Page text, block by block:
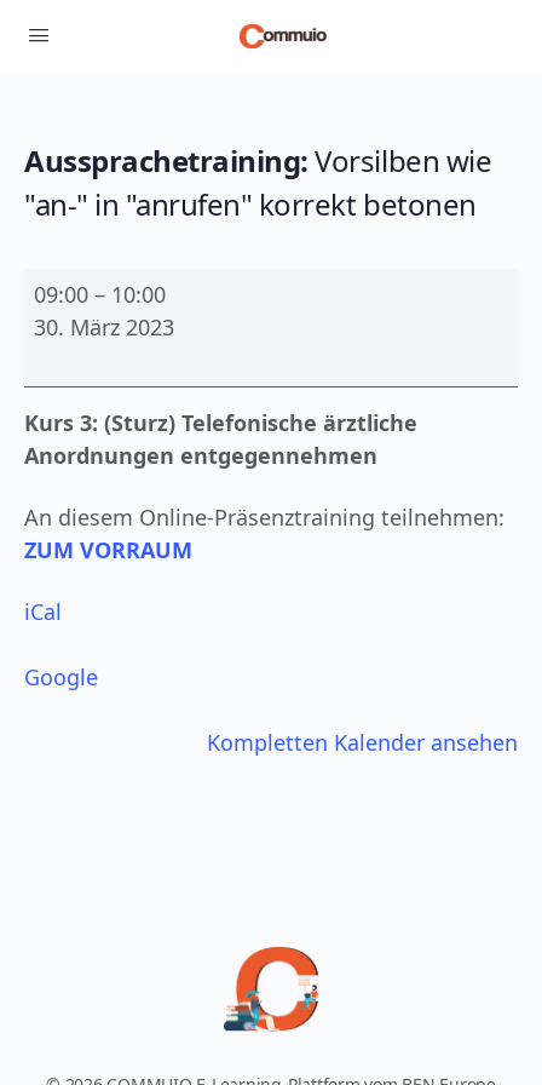
Aussprachetraining:Vorsilben wie
"an-" in "anrufen" korrekt betonen
Aussprachetraining:
Vorsilben
"an-
"
in
korrekt
betonen
09:00 – 10:00
30. März 2023
Kurs 3: (Sturz) Telefonische ärztliche
Anordnungen entgegennehmen
An diesem Online-Präsenztraining teilnehmen:
ZUM VORRAUM
iCal
Google
Kompletten Kalender ansehen